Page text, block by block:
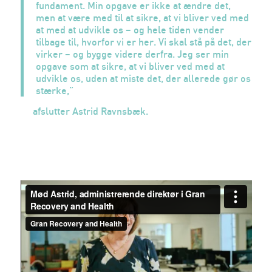
fundament. Min opgave er ikke at ændre det,
men at være med til at sikre, at vi bliver ved med
at med at udvikle os – og hele tiden vender
tilbage til, hvorfor vi er her. Vi skal stå på det, der
virker – og bygge videre derfra. Jeg ser min
opgave som at sikre, at vi bliver ved med at
udvikle os, uden at miste det, der allerede gør os
stærke,”
afslutter Astrid Ravnsbæk.